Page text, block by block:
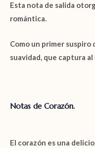
Esta nota de salida
romántica.
Como un primer
suavidad, que captura
Notas de Corazón.
El corazón es una